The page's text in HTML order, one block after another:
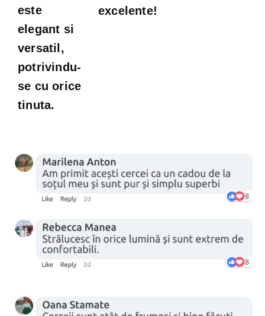
este
elegant si
versatil,
potrivindu-
se cu orice
tinuta.
excelente!